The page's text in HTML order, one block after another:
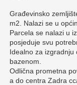
Građevinsko
m2. Nalazi se u
Parcela se nalazi u
posjeduje svu
Idealno za izgradnju
bazenom.
Odlična prometna
a do centra Zadra